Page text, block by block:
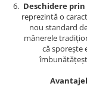
Deschidere prin
reprezintă o
nou standard
mânerele
că sporește